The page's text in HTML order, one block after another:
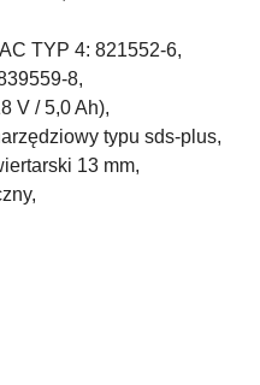
TYP 4: 821552-6,
8,
V / 5,0 Ah),
typu sds-plus,
13 mm,